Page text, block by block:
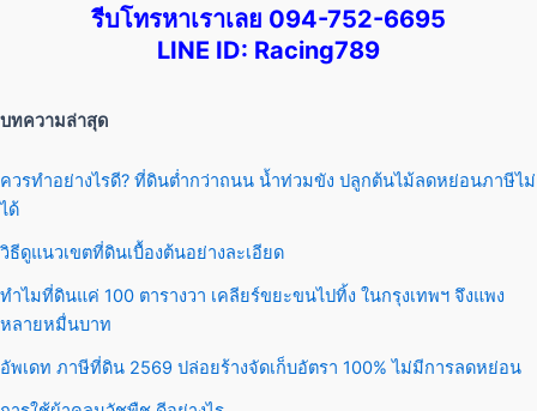
รีบโทรหาเราเลย 094-752-6695
LINE ID: Racing789
บทความล่าสุด
ควรทำอย่างไรดี? ที่ดินต่ำกว่าถนน น้ำท่วมขัง ปลูกต้นไม้ลดหย่อนภาษีไม่
ได้
วิธีดูแนวเขตที่ดินเบื้องต้นอย่างละเอียด
ทำไมที่ดินแค่ 100 ตารางวา เคลียร์ขยะขนไปทิ้ง ในกรุงเทพฯ จึงแพง
หลายหมื่นบาท
อัพเดท ภาษีที่ดิน 2569 ปล่อยร้างจัดเก็บอัตรา 100% ไม่มีการลดหย่อน